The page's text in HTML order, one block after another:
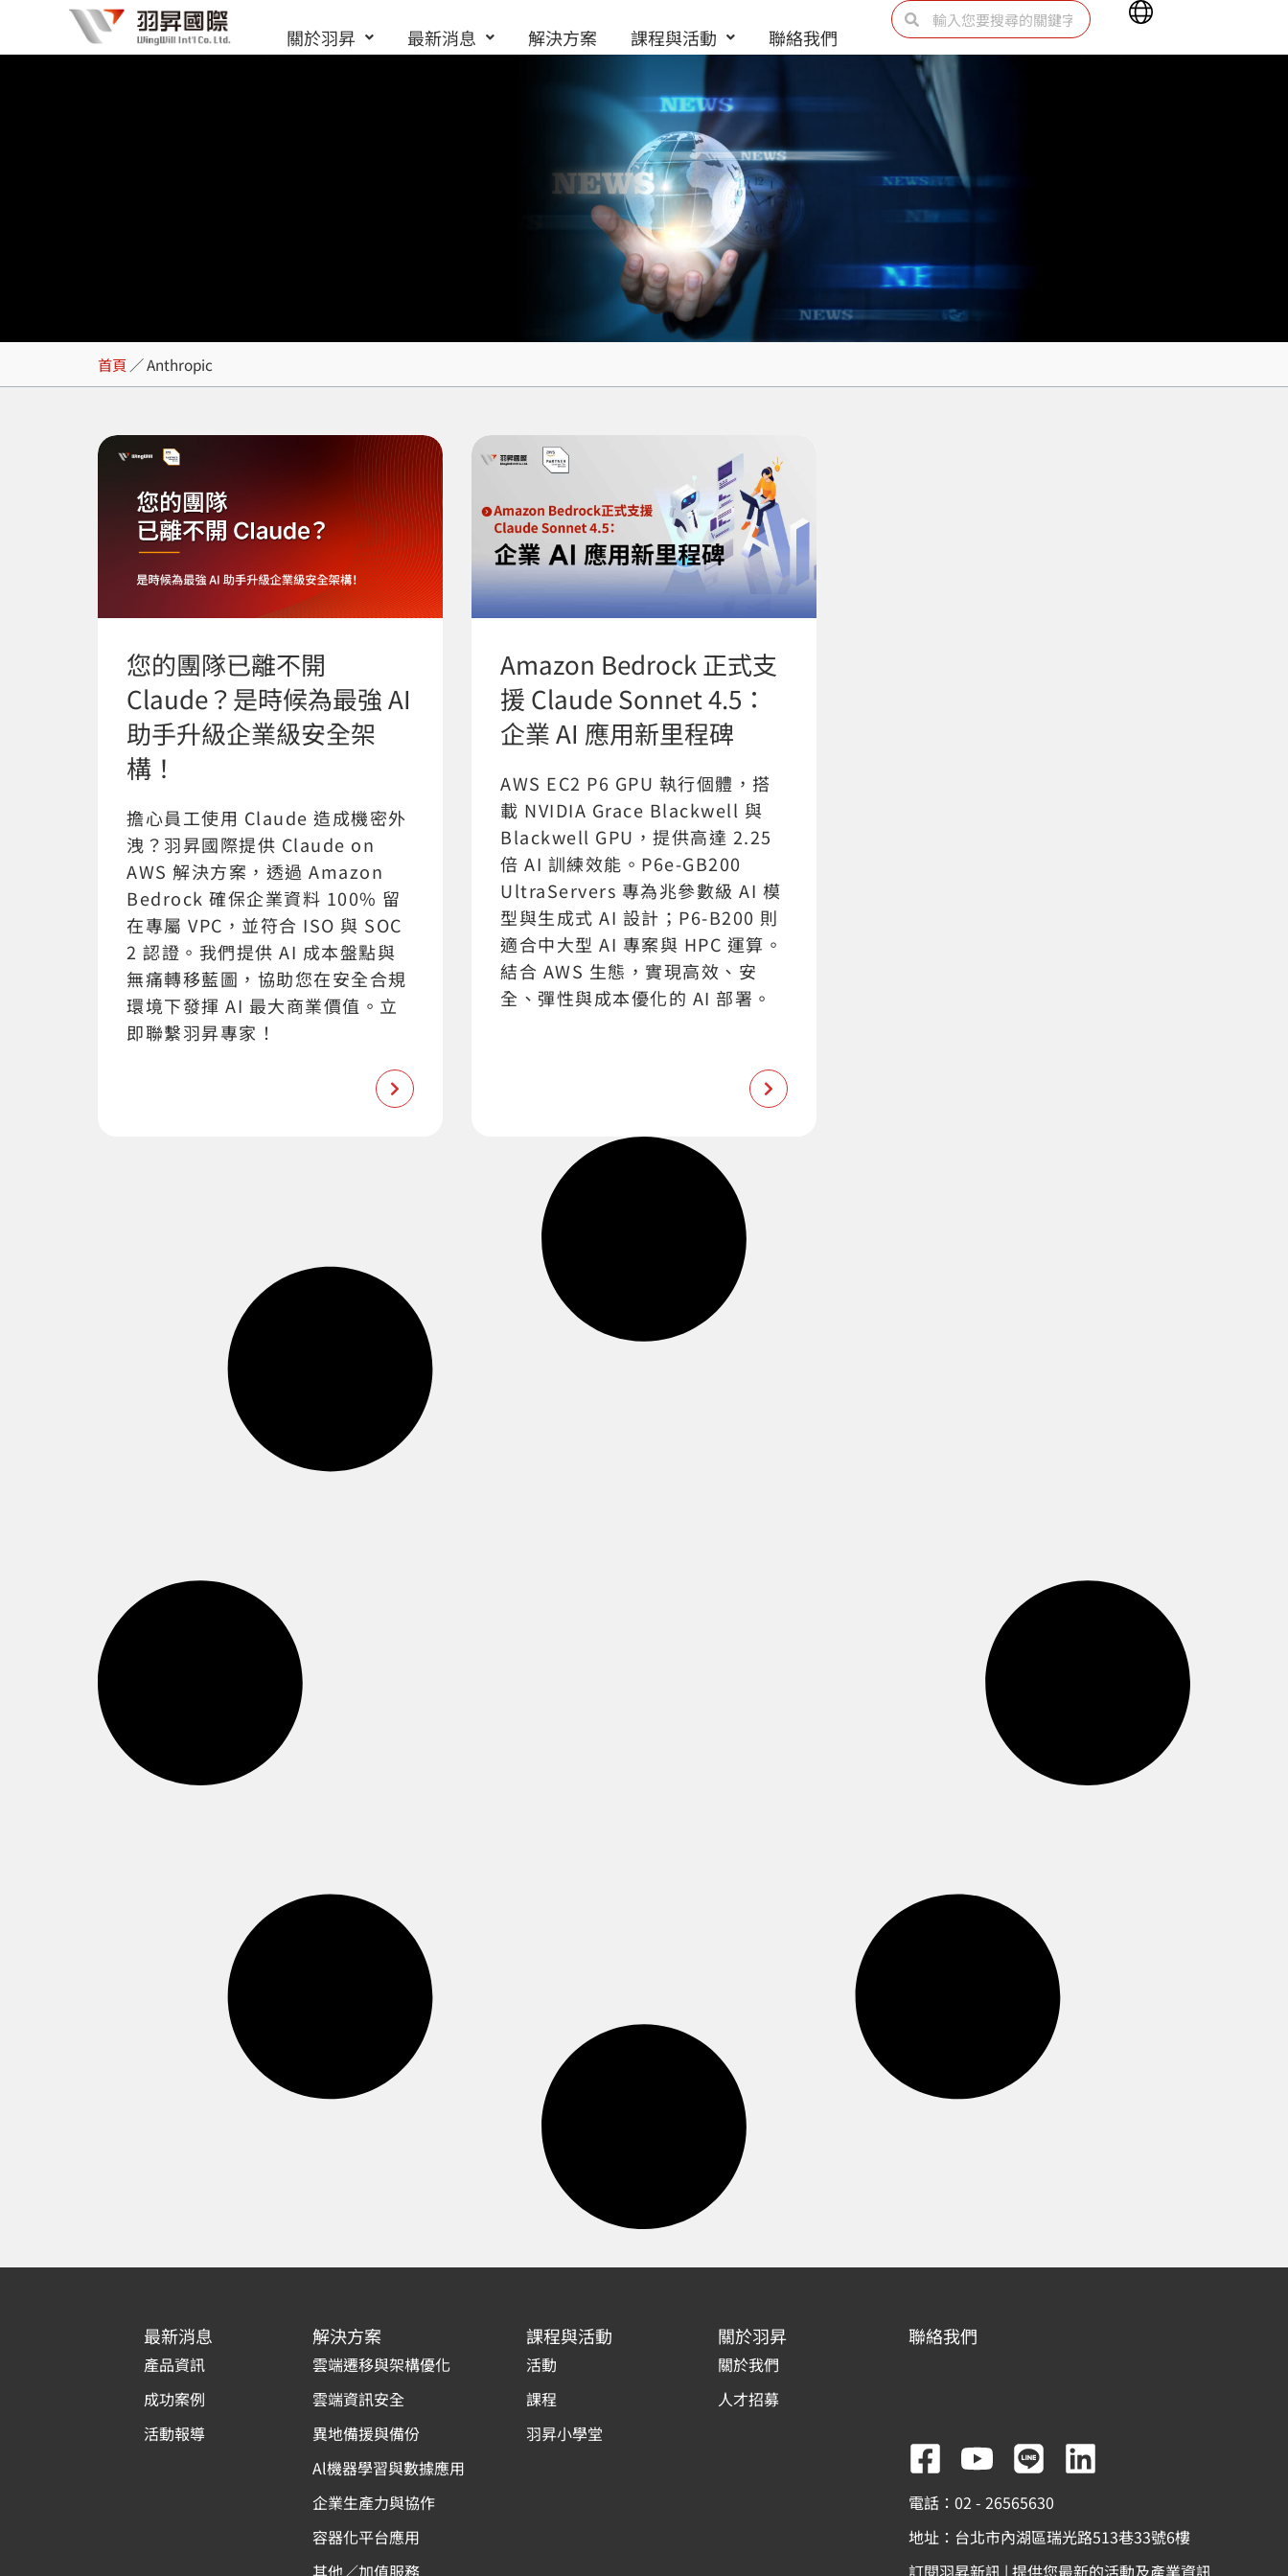
至
關於羽昇 最新消息 解決方案 課程與活動 聯絡我們
搜
尋 尋
Main
Menu
Anthropic
首頁 ／Anthropic
您的團隊已離不開
Claude？是時候為最強 AI
助手升級企業級安全架
構！
擔心員工使用 Claude 造成機密外
洩？羽昇國際提供 Claude on
AWS 解決方案，透過 Amazon
Bedrock 確保企業資料 100% 留
在專屬 VPC，並符合 ISO 與 SOC
2 認證。我們提供 AI 成本盤點與
無痛轉移藍圖，協助您在安全合規
環境下發揮 AI 最大商業價值。立
即聯繫羽昇專家！
Amazon Bedrock 正式支
援 Claude Sonnet 4.5：
企業 AI 應用新里程碑
AWS EC2 P6 GPU 執行個體，搭
載 NVIDIA Grace Blackwell 與
Blackwell GPU，提供高達 2.25
倍 AI 訓練效能。P6e-GB200
UltraServers 專為兆參數級 AI 模
型與生成式 AI 設計；P6-B200 則
適合中大型 AI 專案與 HPC 運算。
結合 AWS 生態，實現高效、安
全、彈性與成本優化的 AI 部署。
最新消息
產品資訊
成功案例
活動報導
解決方案
雲端遷移與架構優化
雲端資訊安全
異地備援與備份
Al機器學習與數據應用
企業生產力與協作
容器化平台應用
其他／加值服務
課程與活動
活動
課程
羽昇小學堂
關於羽昇
關於我們
人才招募
聯絡我們
F
a
c
e
Y
o
u
t
L
i
n
e
L
n
k
電話：02 - 26565630
地址：台北市內湖區瑞光路513巷33號6樓
訂閱羽昇新訊 | 提供您最新的活動及產業資訊